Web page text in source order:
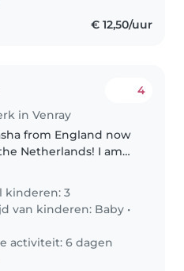
€ 12,50/uur
in Venray
4
from England now
Netherlands! I am
children! I am
pregnant with my 3rd!
kinderen: 3
van kinderen: Baby •
activiteit: 6 dagen